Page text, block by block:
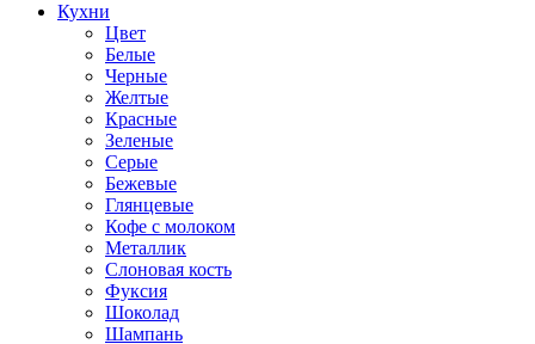
Кухни
Цвет
Белые
Черные
Желтые
Красные
Зеленые
Серые
Бежевые
Глянцевые
Кофе с молоком
Металлик
Слоновая кость
Фуксия
Шоколад
Шампань